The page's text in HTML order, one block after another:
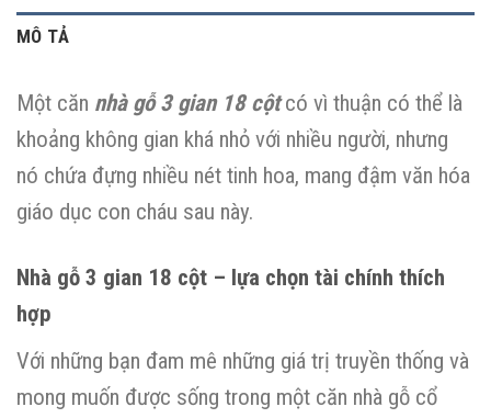
MÔ TẢ
Một căn nhà gỗ 3 gian 18 cộtcó vì thuận có thể là
khoảng không gian khá nhỏ với nhiều người, nhưng
nó chứa đựng nhiều nét tinh hoa, mang đậm văn hóa
giáo dục con cháu sau này.
Nhà gỗ 3 gian 18 cột – lựa chọn tài chính thích
hợp
Với những bạn đam mê những giá trị truyền thống và
mong muốn được sống trong một căn nhà gỗ cổ